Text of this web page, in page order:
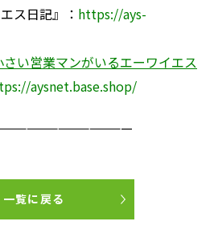
ス日記』： https://ays-
さい営業マンがいるエーワイエス
aysnet.base.shop/
一覧に戻る